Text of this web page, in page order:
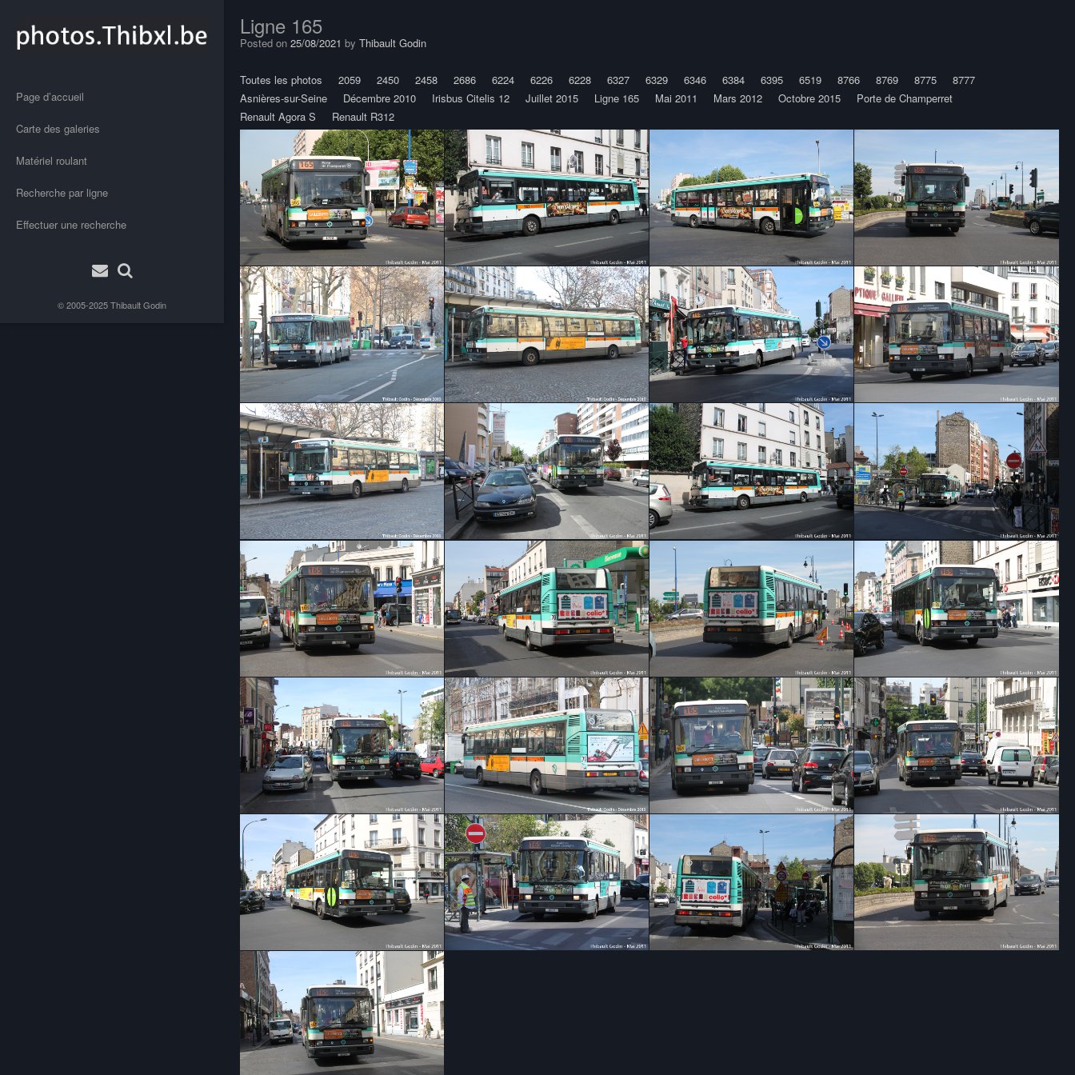
Page d’accueil
Carte des galeries
Matériel roulant
Recherche par ligne
Effectuer une recherche
© 2005-2025Thibault Godin
Ligne 165
Posted on 25/08/2021 by Thibault Godin
Toutes les photos 2059 2450 2458 2686 6224 6226 6228 6327 6329 6346 6384 6395 6519 8766 8769 8775
8777
Asnières-sur-Seine
Décembre 2010 Irisbus Citelis 12 Juillet 2015 Ligne 165 Mai 2011 Mars 2012 Octobre 2015
Porte de Champerret
Renault Agora S
Renault R312